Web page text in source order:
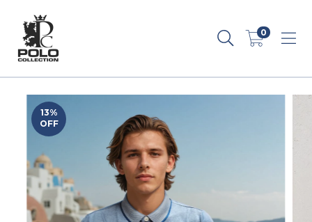
0
13%
OFF